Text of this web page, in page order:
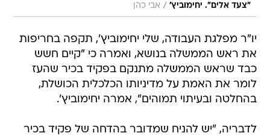
"צעד אלים". יחימוביץ' / אבי כהן
יו"ר מפלגת העבודה, שלי יחימוביץ', תקפה בחריפות
את ראש הממשלה בנושא, ואמרה כי "קיים חשש
כבד שראש הממשלה מתנקם בפקיד בכיר שהעז
לומר את האמת על מדיניותו הכלכלית הכושלת,
בהחלטה ובעיתוי תמוהים", אמרה יחימוביץ'.
לדבריה, "יש להניח שמדובר בהדחה של פקיד בכיר